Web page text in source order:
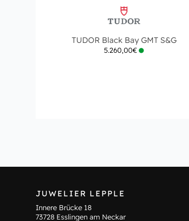
TUDOR Black Bay GMT S&G
5.260,00€
JUWELIER LEPPLE
Innere Brücke 18
73728 Esslingen am Neckar